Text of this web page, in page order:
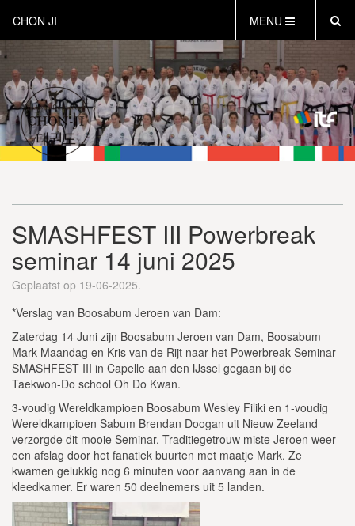
CHON JI MENU
OVER CHON-JI
TRAINEN HOE EN WAT
CHON-JI KIDS
OVER TAEKWON-DO
PROEFLES AANVRAGEN
VEILIG SPORTEN
INSTRUCTEURS EN COACHES
SMASHFEST III Powerbreak
seminar 14 juni 2025
Geplaatst op 19-06-2025.
*Verslag van Boosabum Jeroen van Dam:
Zaterdag 14 Juni zijn Boosabum Jeroen van Dam, Boosabum
Mark Maandag en Kris van de Rijt naar het Powerbreak Seminar
SMASHFEST III in Capelle aan den IJssel gegaan bij de
Taekwon-Do school Oh Do Kwan.
3-voudig Wereldkampioen Boosabum Wesley Filiki en 1-voudig
Wereldkampioen Sabum Brendan Doogan uit Nieuw Zeeland
verzorgde dit mooie Seminar. Traditiegetrouw miste Jeroen weer
een afslag door het fanatiek buurten met maatje Mark. Ze
kwamen gelukkig nog 6 minuten voor aanvang aan in de
kleedkamer. Er waren 50 deelnemers uit 5 landen.